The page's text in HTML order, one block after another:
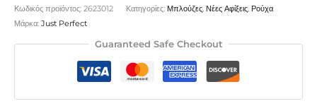
Κωδικός προϊόντος: 2623012 Κατηγορίες: Μπλούζες Νέες Αφίξεις Ρούχα
Μάρκα: Just Perfect
Guaranteed Safe Checkout